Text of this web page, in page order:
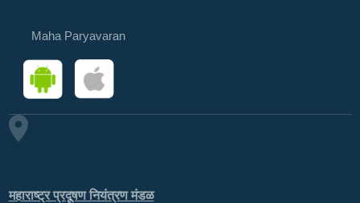
Maha Paryavaran
महाराष्ट्र प्रदूषण नियंत्रण मंडळ